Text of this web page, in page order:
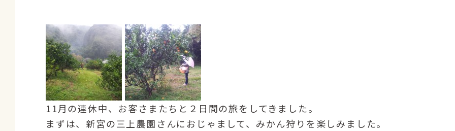
11月の連休中、お客さまたちと２日間の旅をしてきました。
まずは、新宮の三上農園さんにおじゃまして、みかん狩りを楽しみました。